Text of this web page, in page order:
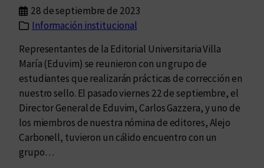
b
r
r
e
l
D
í
a
I
28 de septiembre de 2023
Información institucional
Representantes de la Editorial Universitaria Villa
María (Eduvim) se reunieron con un grupo de
estudiantes que realizarán prácticas de corrección en
nuestro sello. El pasado viernes 22 de septiembre, el
Director General de Eduvim, Carlos Gazzera, y uno de
los miembros de nuestra nómina de editores, Alejo
Carbonell, tuvieron un cálido encuentro con un
grupo…